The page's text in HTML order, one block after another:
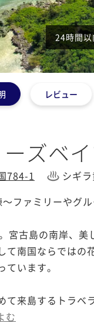
24時間
レビュー
ズベ
784-1
シギ
～ファミリーやグ
宮古島の南岸、美
て南国ならでは
います。
て来島するトラベ
む